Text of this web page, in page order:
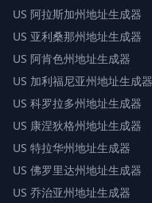
US 阿拉斯加州地址生成器
US 亚利桑那州地址生成器
US 阿肯色州地址生成器
US 加利福尼亚州地址生成器
US 科罗拉多州地址生成器
US 康涅狄格州地址生成器
US 特拉华州地址生成器
US 佛罗里达州地址生成器
US 乔治亚州地址生成器